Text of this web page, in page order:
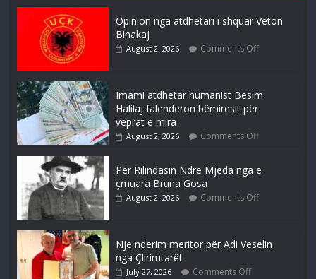
Opinion nga atdhetari i shquar Veton
Binakaj
August 2, 2026 Comments Off
Imami atdhetar humanist Besim
Halilaj falenderon bëmiresit për
veprat e mira
August 2, 2026 Comments Off
Për Rilindasin Ndre Mjeda nga e
çmuara Bruna Gosa
August 2, 2026 Comments Off
Një nderim meritor për Adi Veselin
nga Çlirimtarët
July 27, 2026 Comments Off